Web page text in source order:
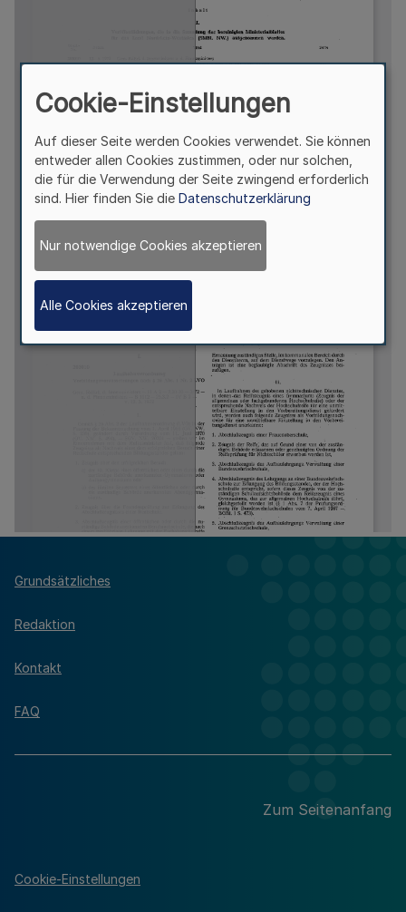
Grundsätzliches
Redaktion
Kontakt
FAQ
Zum Seitenanfang
Cookie-Einstellungen
Cookie-Einstellungen
Auf dieser Seite werden Cookies verwendet. Sie können
entweder allen Cookies zustimmen, oder nur solchen,
die für die Verwendung der Seite zwingend erforderlich
sind. Hier finden Sie die Datenschutzerklärung
Nur notwendige Cookies akzeptieren
Alle Cookies akzeptieren